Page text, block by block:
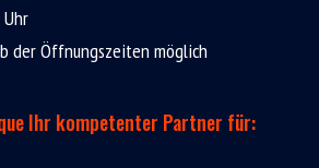
der Öffnungszeiten möglich
Ihr kompetenter Partner für: